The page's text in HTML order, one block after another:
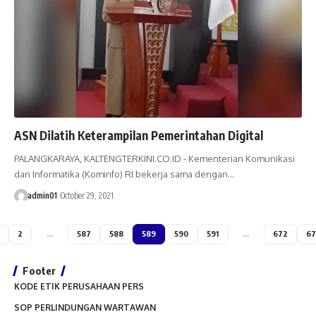
ASN Dilatih Keterampilan Pemerintahan Digital
PALANGKARAYA, KALTENGTERKINI.CO.ID - Kementerian Komunikasi
dan Informatika (Kominfo) RI bekerja sama dengan…
admin01 October 29, 2021
2 … 587 588 589 590 591 … 672
Footer
KODE ETIK PERUSAHAAN PERS
SOP PERLINDUNGAN WARTAWAN